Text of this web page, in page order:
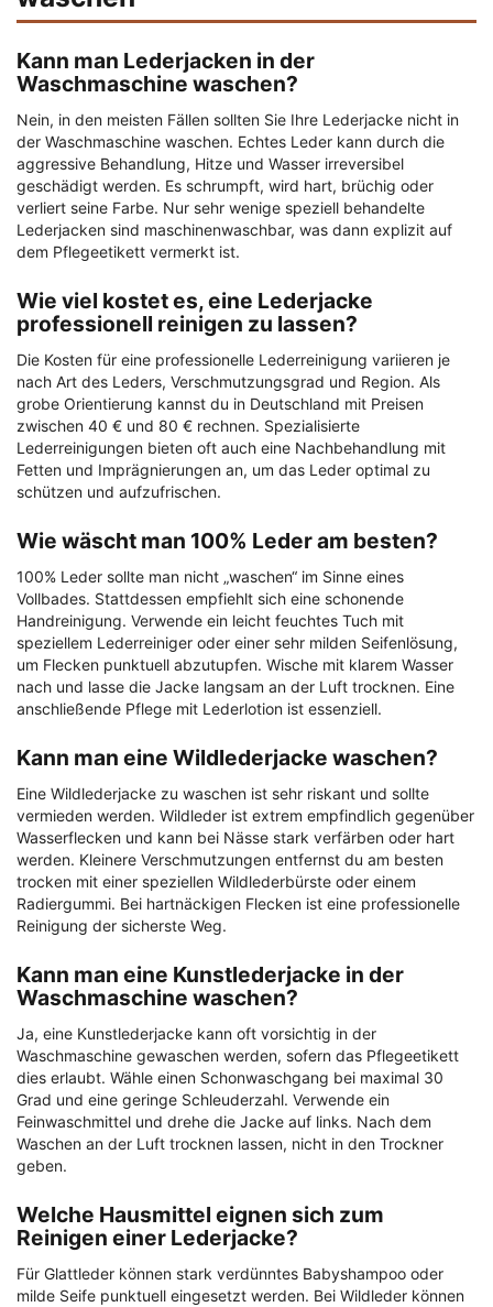
Kann man Lederjacken in der
Waschmaschine waschen?
Nein, in den meisten Fällen sollten Sie Ihre Lederjacke nicht in
der Waschmaschine waschen. Echtes Leder kann durch die
aggressive Behandlung, Hitze und Wasser irreversibel
geschädigt werden. Es schrumpft, wird hart, brüchig oder
verliert seine Farbe. Nur sehr wenige speziell behandelte
Lederjacken sind maschinenwaschbar, was dann explizit auf
dem Pflegeetikett vermerkt ist.
Wie viel kostet es, eine Lederjacke
professionell reinigen zu lassen?
Die Kosten für eine professionelle Lederreinigung variieren je
nach Art des Leders, Verschmutzungsgrad und Region. Als
grobe Orientierung kannst du in Deutschland mit Preisen
zwischen 40 € und 80 € rechnen. Spezialisierte
Lederreinigungen bieten oft auch eine Nachbehandlung mit
Fetten und Imprägnierungen an, um das Leder optimal zu
schützen und aufzufrischen.
Wie wäscht man 100% Leder am besten?
100% Leder sollte man nicht „waschen“ im Sinne eines
Vollbades. Stattdessen empfiehlt sich eine schonende
Handreinigung. Verwende ein leicht feuchtes Tuch mit
speziellem Lederreiniger oder einer sehr milden Seifenlösung,
um Flecken punktuell abzutupfen. Wische mit klarem Wasser
nach und lasse die Jacke langsam an der Luft trocknen. Eine
anschließende Pflege mit Lederlotion ist essenziell.
Kann man eine Wildlederjacke waschen?
Eine Wildlederjacke zu waschen ist sehr riskant und sollte
vermieden werden. Wildleder ist extrem empfindlich gegenüber
Wasserflecken und kann bei Nässe stark verfärben oder hart
werden. Kleinere Verschmutzungen entfernst du am besten
trocken mit einer speziellen Wildlederbürste oder einem
Radiergummi. Bei hartnäckigen Flecken ist eine professionelle
Reinigung der sicherste Weg.
Kann man eine Kunstlederjacke in der
Waschmaschine waschen?
Ja, eine Kunstlederjacke kann oft vorsichtig in der
Waschmaschine gewaschen werden, sofern das Pflegeetikett
dies erlaubt. Wähle einen Schonwaschgang bei maximal 30
Grad und eine geringe Schleuderzahl. Verwende ein
Feinwaschmittel und drehe die Jacke auf links. Nach dem
Waschen an der Luft trocknen lassen, nicht in den Trockner
geben.
Welche Hausmittel eignen sich zum
Reinigen einer Lederjacke?
Für Glattleder können stark verdünntes Babyshampoo oder
milde Seife punktuell eingesetzt werden. Bei Wildleder können